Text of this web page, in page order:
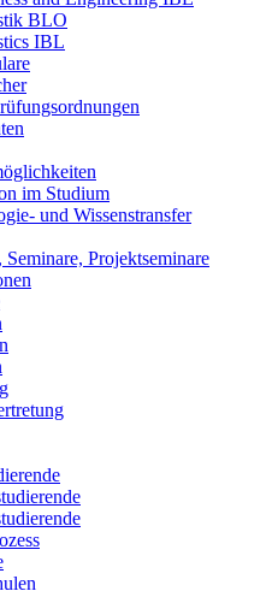
BLO
IBL
im Studium
und Wissenstransfer
Seminare, Projektseminare